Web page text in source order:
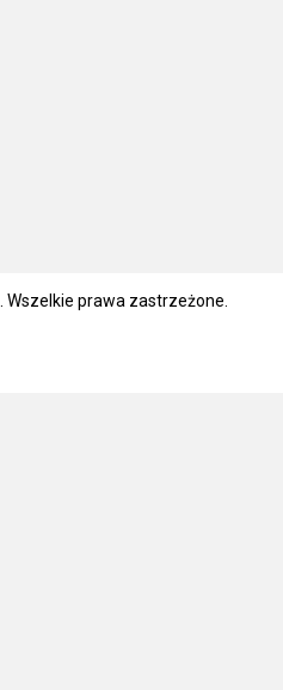
. Wszelkie prawa zastrzeżone.